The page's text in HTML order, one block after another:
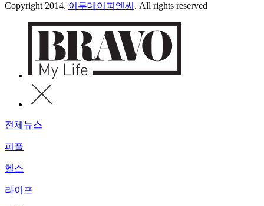
Copyright 2014. 이투데이피엔씨 . All rights reserved
전체뉴스
피플
헬스
라이프